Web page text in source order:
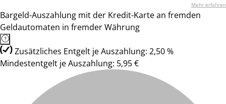
Mehr erfahren
Bargeld-Auszahlung mit der Kredit-Karte an fremden
Geldautomaten in fremder Währung
Zusätzliches Entgelt je Auszahlung: 2,50 %
Mindestentgelt je Auszahlung: 5,95 €